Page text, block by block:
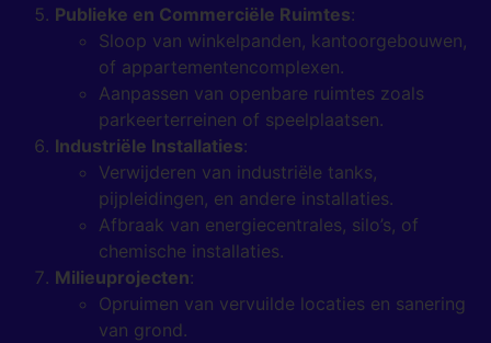
Publieke en Commerciële Ruimtes:
Sloop van winkelpanden, kantoorgebouwen,
of appartementencomplexen.
Aanpassen van openbare ruimtes zoals
parkeerterreinen of speelplaatsen.
Industriële Installaties:
Verwijderen van industriële tanks,
pijpleidingen, en andere installaties.
Afbraak van energiecentrales, silo’s, of
chemische installaties.
Milieuprojecten:
Opruimen van vervuilde locaties en sanering
van grond.